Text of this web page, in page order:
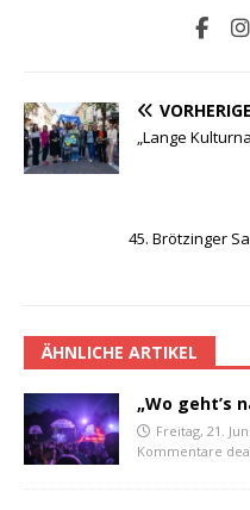
„Lange
45. Brötzinger
ÄHNLICHE ARTIKEL
„Wo geht’s
Freitag, 21.
Kommentare